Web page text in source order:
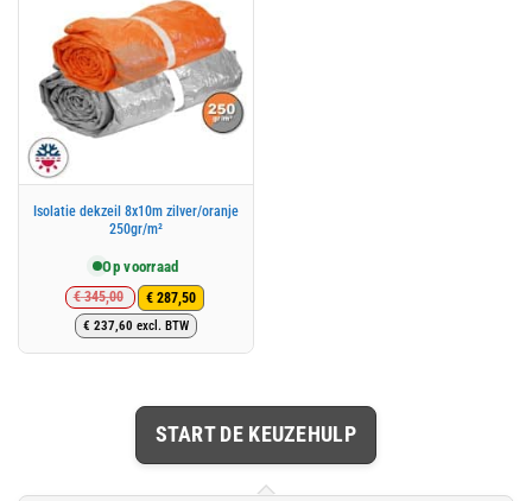
Isolatie dekzeil 8x10m zilver/oranje
250gr/m²
Op voorraad
€345,00
Oorspronkelijke
prijs
was:
€ 287,50
Huidige
prijs
is:
€ 237,60 excl. BTW
START DE KEUZEHULP